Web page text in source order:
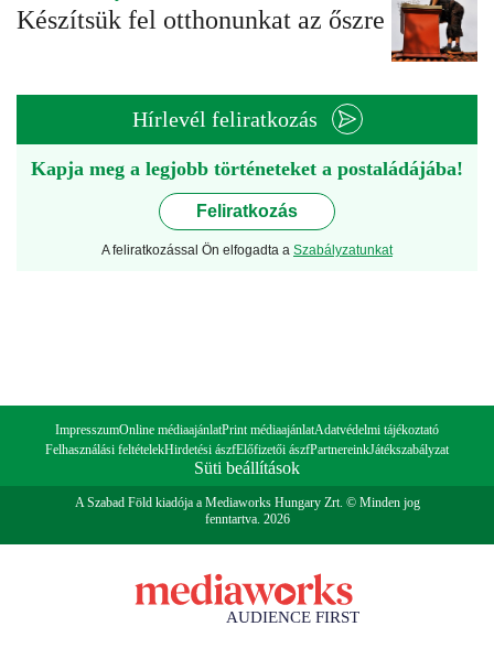
Készítsük fel otthonunkat az őszre
Hírlevél feliratkozás
Kapja meg a legjobb történeteket a postaládájába!
Feliratkozás
A feliratkozással Ön elfogadta a Szabályzatunkat
ImpresszumOnline médiaajánlatPrint médiaajánlatAdatvédelmi tájékoztató
Felhasználási feltételekHirdetési ászfElőfizetői ászfPartnereinkJátékszabályzat
Süti beállítások
A Szabad Föld kiadója a Mediaworks Hungary Zrt. © Minden jog
fenntartva. 2026